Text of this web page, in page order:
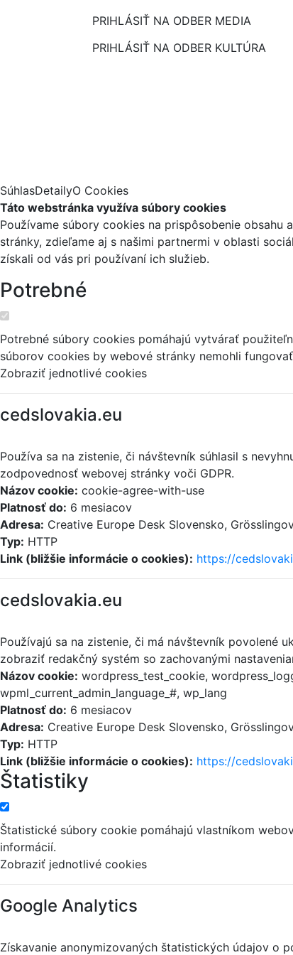
PRIHLÁSIŤ NA ODBER MEDIA
PRIHLÁSIŤ NA ODBER KULTÚRA
SúhlasDetailyO Cookies
Táto webstránka využíva súbory cookies
Používame súbory cookies na prispôsobenie
stránky, zdieľame aj s našimi partnermi v oblasti
získali od vás pri používaní ich služieb.
Potrebné
Potrebné súbory cookies pomáhajú vytvárať
súborov cookies by webové stránky nemohli
Zobraziť jednotlivé cookies
cedslovakia.eu
Používa sa na zistenie, či návštevník súhlasil s
zodpovednosť webovej stránky voči GDPR.
Názov cookie: cookie-agree-with-use
Platnosť do: 6 mesiacov
Adresa: Creative Europe Desk Slovensko,
Typ: HTTP
Link (bližšie informácie o cookies): https://
cedslovakia.eu
Používajú sa na zistenie, či má návštevník povolené
zobraziť redakčný systém so zachovanými
Názov cookie: wordpress_test_cookie,
wpml_current_admin_language_#, wp_lang
Platnosť do: 6 mesiacov
Adresa: Creative Europe Desk Slovensko,
Typ: HTTP
Link (bližšie informácie o cookies): https://
Štatistiky
Štatistické súbory cookie pomáhajú vlastníkom
informácií.
Zobraziť jednotlivé cookies
Google Analytics
Získavanie anonymizovaných štatistických údajov o